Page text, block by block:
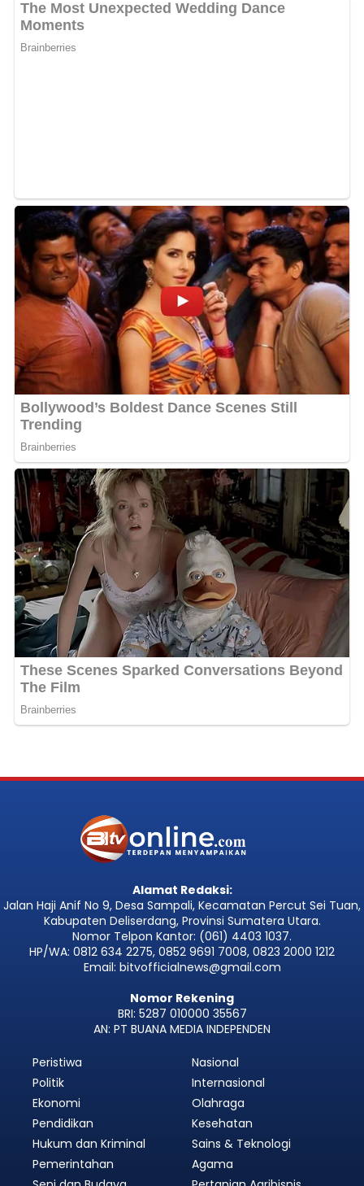
Alamat Redaksi:
Jalan Haji Anif No 9, Desa Sampali, Kecamatan Percut Sei Tuan,
Kabupaten Deliserdang, Provinsi Sumatera Utara.
Nomor Telpon Kantor: (061) 4403 1037.
HP/WA: 0812 634 2275, 0852 9691 7008, 0823 2000 1212
Email: bitvofficialnews@gmail.com
Nomor Rekening
BRI: 5287 010000 35567
AN: PT BUANA MEDIA INDEPENDEN
Peristiwa
Politik
Ekonomi
Pendidikan
Hukum dan Kriminal
Pemerintahan
Nasional
Internasional
Olahraga
Kesehatan
Sains & Teknologi
Agama